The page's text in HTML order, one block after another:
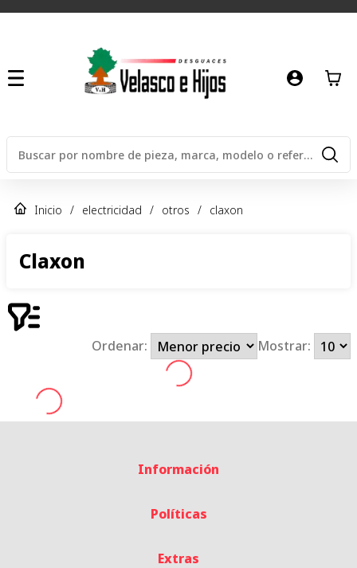
Inicio / electricidad / otros / claxon
Claxon
Ordenar: Mostrar:
Información
Políticas
Extras